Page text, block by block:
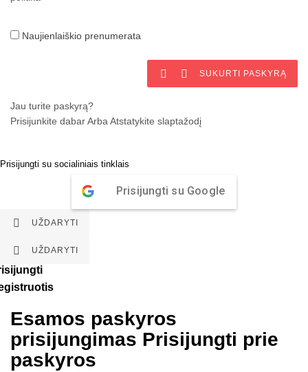
Naujienlaiškio prenumerata
  SUKURTI PASKYRĄ
Jau turite paskyrą?
Prisijunkite dabarArbaAtstatykite slaptažodį
Prisijungti su socialiniais tinklais
Prisijungti su Google
 UŽDARYTI
 UŽDARYTI
Esamos paskyros
prisijungimas Prisijungti prie
paskyros